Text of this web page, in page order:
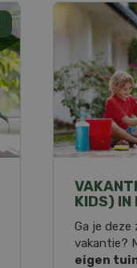
KIDS) IN
Ga je
vakantie?
eigen